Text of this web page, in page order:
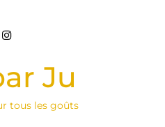
Ju
tous les goûts